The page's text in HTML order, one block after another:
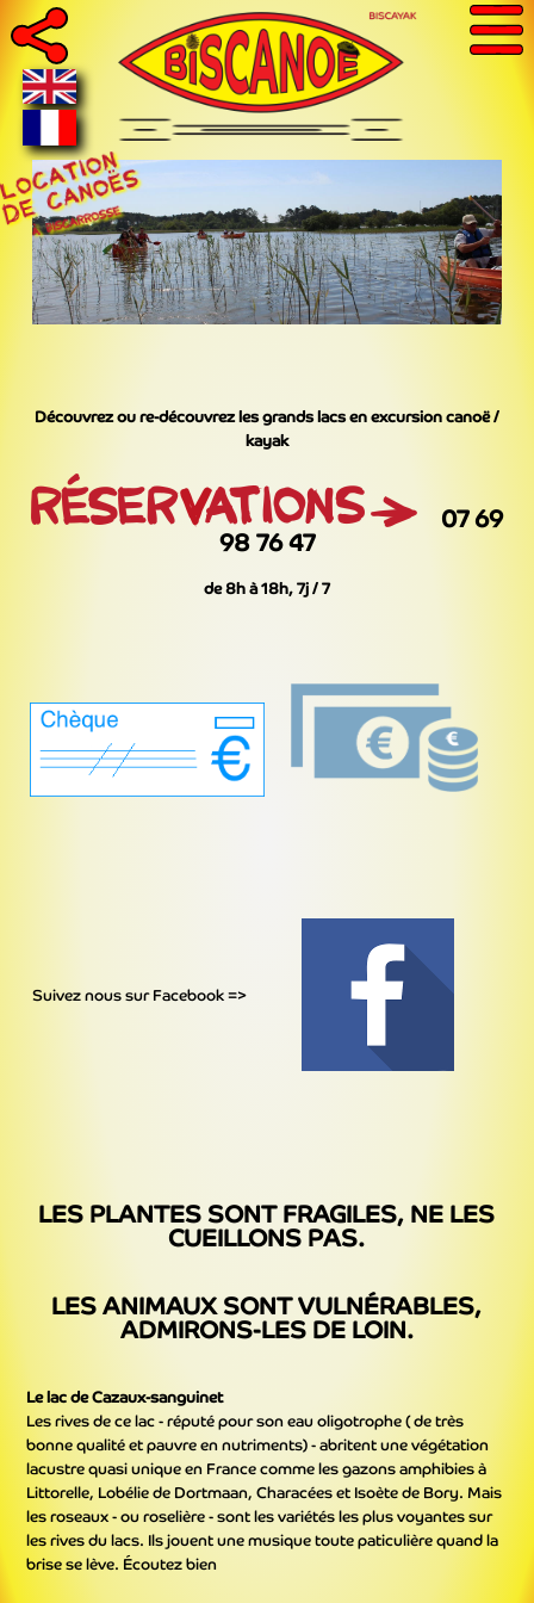
Découvrez ou re-découvrez les grands lacs en excursion canoë /
kayak
07 69
98 76 47
de 8h à 18h, 7j / 7
Suivez nous sur Facebook =>
LES PLANTES SONT FRAGILES, NE LES
CUEILLONS PAS.
LES ANIMAUX SONT VULNÉRABLES,
ADMIRONS-LES DE LOIN.
Le lac de Cazaux-sanguinet
Les rives de ce lac - réputé pour son eau oligotrophe ( de très
bonne qualité et pauvre en nutriments) - abritent une végétation
lacustre quasi unique en France comme les gazons amphibies à
Littorelle, Lobélie de Dortmaan, Characées et Isoète de Bory. Mais
les roseaux - ou roselière - sont les variétés les plus voyantes sur
les rives du lacs. Ils jouent une musique toute paticulière quand la
brise se lève. Écoutez bien